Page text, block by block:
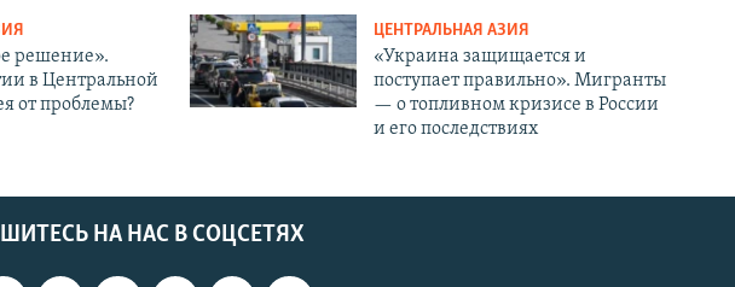
решение».
в Центральной
от проблемы?
ЦЕНТРАЛЬНАЯ АЗИЯ
«Украина защищается и
поступает правильно». Мигранты
— о топливном кризисе в России
и его последствиях
НА НАС В СОЦСЕТЯХ